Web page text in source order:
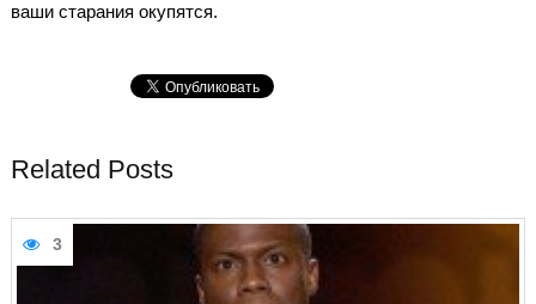
ваши старания окупятся.
Related Posts
3